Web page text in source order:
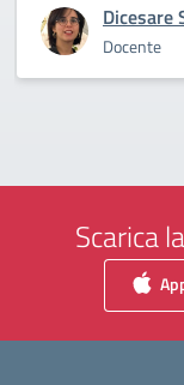
Dicesare
Docente
Scarica